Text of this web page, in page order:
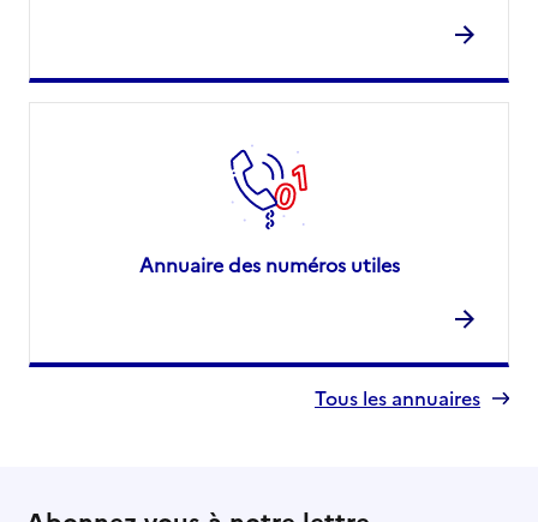
Annuaire des numéros utiles
Tous les annuaires